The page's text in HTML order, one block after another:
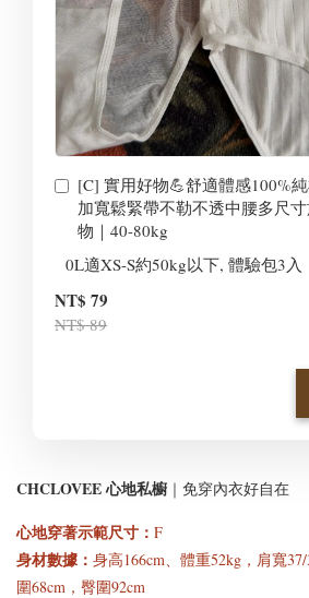
[C] 實用好物💪舒適體感100%
加寬鬆緊帶不勒不透中腰多尺
物｜40-80kg
NT$ 79
NT$ 89
CHCLOVEE 心地私櫥 ｜免穿內衣好自在
心地穿著示範尺寸 ： F
身材數據： 身高166cm、體重52kg，肩寬
圍68cm，臀圍92cm